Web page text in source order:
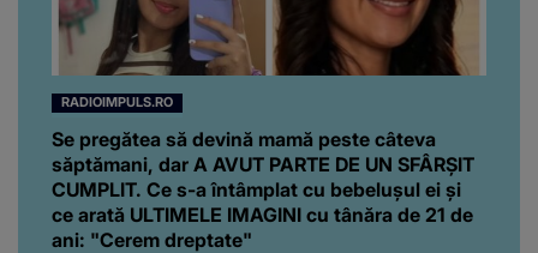
RADIOIMPULS.RO
Se pregătea să devină mamă peste câteva
săptămani, dar A AVUT PARTE DE UN SFÂRȘIT
CUMPLIT. Ce s-a întâmplat cu bebelușul ei și
ce arată ULTIMELE IMAGINI cu tânăra de 21 de
ani: "Cerem dreptate"